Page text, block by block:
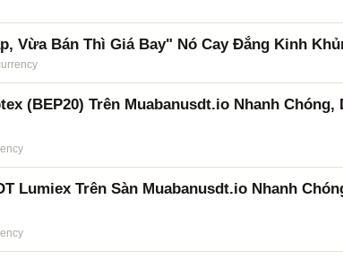
Vừa Bán Thì Giá Bay" Nó Cay Đắng Kinh
(BEP20) Trên Muabanusdt.io Nhanh Chóng,
Lumiex Trên Sàn Muabanusdt.io Nhanh